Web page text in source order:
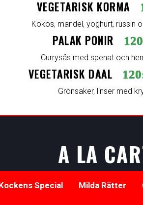
VEGETARISK KORMA
Kokos, mandel, yoghurt, russin
PALAK PONIR
Currysås med spenat och
VEGETARISK DAAL
Grönsaker, linser med
A LA
Special Milda Rätter